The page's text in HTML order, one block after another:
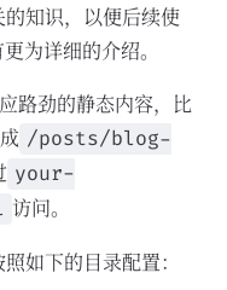
知识，以便后续使
为详细的介绍。
路劲的静态内容，比
/posts/blog-
your-
访问。
如下的目录配置：